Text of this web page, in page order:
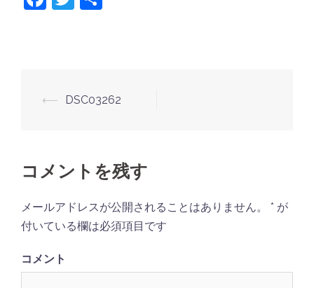
投
ビ
ー
シ
ョ
ン
⟵ DSC03262
コメントを残す
メールアドレスが公開されることはありません。 * が
付いている欄は必須項目です
コメント